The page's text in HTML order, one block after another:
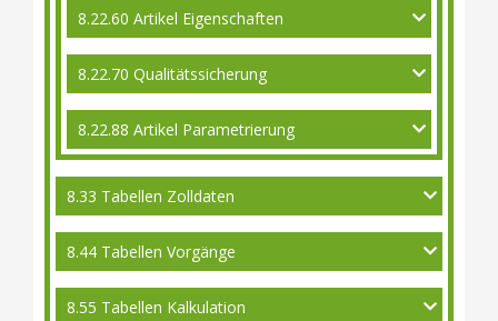
8.22.60 Artikel Eigenschaften
8.22.70 Qualitätssicherung
8.22.88 Artikel Parametrierung
8.33 Tabellen Zolldaten
8.44 Tabellen Vorgänge
8.55 Tabellen Kalkulation